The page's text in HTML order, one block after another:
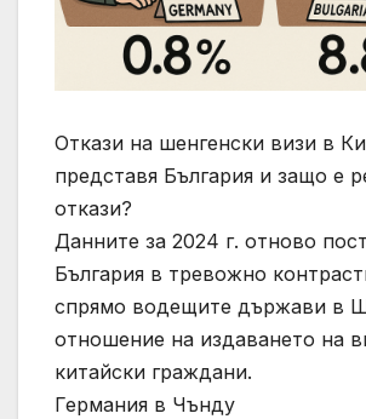
Откази на шенгенски визи в
представя България и защо е
откази?
Данните за 2024 г. отново
България в тревожно
спрямо водещите държави в
отношение на издаването на
китайски граждани.
Германия в Чънду